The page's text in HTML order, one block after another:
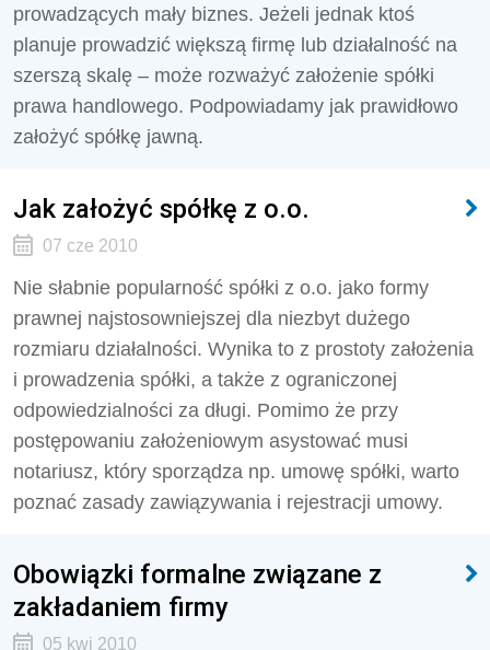
prowadzących mały biznes. Jeżeli jednak ktoś
planuje prowadzić większą firmę lub działalność na
szerszą skalę – może rozważyć założenie spółki
prawa handlowego. Podpowiadamy jak prawidłowo
założyć spółkę jawną.
Jak założyć spółkę z o.o.
07 cze 2010
Nie słabnie popularność spółki z o.o. jako formy
prawnej najstosowniejszej dla niezbyt dużego
rozmiaru działalności. Wynika to z prostoty założenia
i prowadzenia spółki, a także z ograniczonej
odpowiedzialności za długi. Pomimo że przy
postępowaniu założeniowym asystować musi
notariusz, który sporządza np. umowę spółki, warto
poznać zasady zawiązywania i rejestracji umowy.
Obowiązki formalne związane z
zakładaniem firmy
05 kwi 2010